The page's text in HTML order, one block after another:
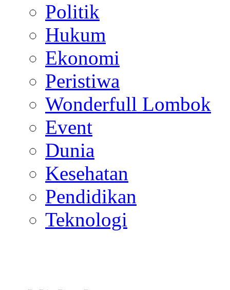
Politik
Hukum
Ekonomi
Peristiwa
Wonderfull Lombok
Event
Dunia
Kesehatan
Pendidikan
Teknologi